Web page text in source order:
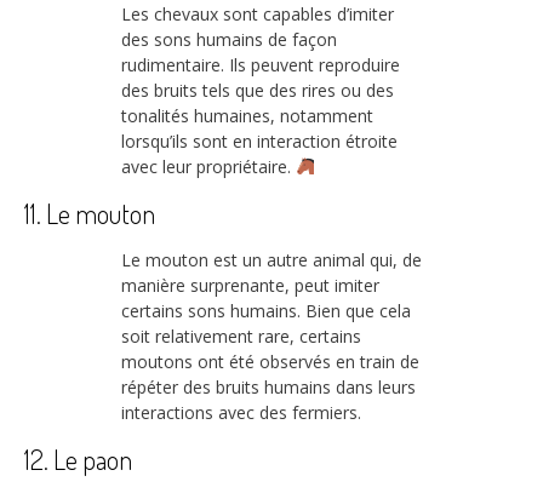
Les chevaux sont capables d’imiter
des sons humains de façon
rudimentaire. Ils peuvent reproduire
des bruits tels que des rires ou des
tonalités humaines, notamment
lorsqu’ils sont en interaction étroite
avec leur propriétaire.
11. Le mouton
Le mouton est un autre animal qui, de
manière surprenante, peut imiter
certains sons humains. Bien que cela
soit relativement rare, certains
moutons ont été observés en train de
répéter des bruits humains dans leurs
interactions avec des fermiers.
12. Le paon